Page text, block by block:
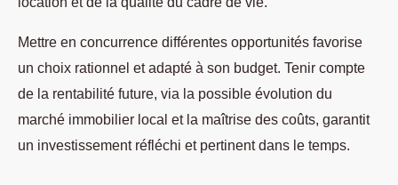
Mettre en concurrence différentes opportunités favorise
un choix rationnel et adapté à son budget. Tenir compte
de la rentabilité future, via la possible évolution du
marché immobilier local et la maîtrise des coûts, garantit
un investissement réfléchi et pertinent dans le temps.